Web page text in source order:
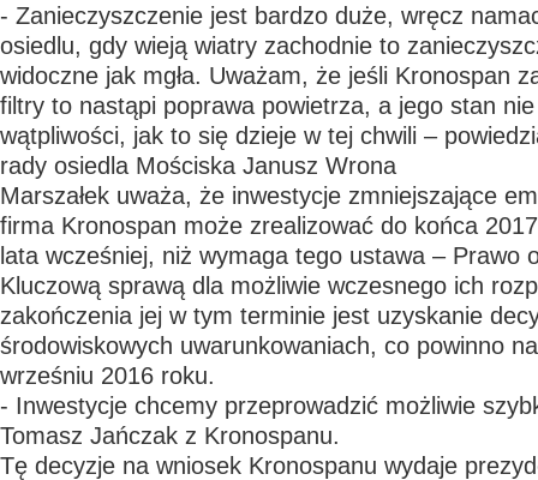
- Zanieczyszczenie jest bardzo duże, wręcz
osiedlu, gdy wieją wiatry zachodnie to
widoczne jak mgła. Uważam, że jeśli Kronospan
filtry to nastąpi poprawa powietrza, a jego stan nie
wątpliwości, jak to się dzieje w tej chwili –
rady osiedla Mościska Janusz Wrona
Marszałek uważa, że inwestycje zmniejszające
firma Kronospan może zrealizować do końca
lata wcześniej, niż wymaga tego ustawa – Prawo
Kluczową sprawą dla możliwie wczesnego ich
zakończenia jej w tym terminie jest uzyskanie
środowiskowych uwarunkowaniach, co powinno
wrześniu 2016 roku.
- Inwestycje chcemy przeprowadzić możliwie
Tomasz Jańczak z Kronospanu.
Tę decyzje na wniosek Kronospanu wydaje